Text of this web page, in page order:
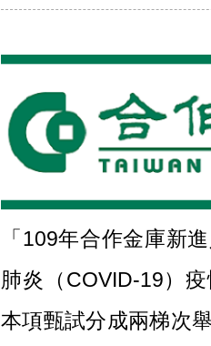
「109年合作金庫新
肺炎（COVID-19）
本項甄試分成兩梯次